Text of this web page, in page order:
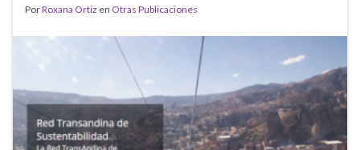
PorRoxana Ortiz en Otras Publicaciones